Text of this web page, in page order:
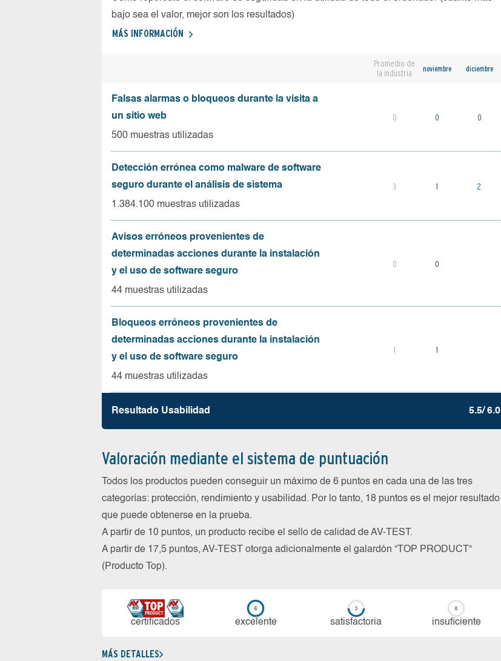
bajo sea el valor, mejor son los resultados)
MÁS INFORMACIÓN
Promedio de
la industria
noviembre diciembre
Falsas alarmas o bloqueos durante la visita a
un sitio web
500 muestras utilizadas
0 0 0
Detección errónea como malware de software
seguro durante el análisis de sistema
1.384.100 muestras utilizadas
3 1 2
Avisos erróneos provenientes de
determinadas acciones durante la instalación
y el uso de software seguro
44 muestras utilizadas
0 0
Bloqueos erróneos provenientes de
determinadas acciones durante la instalación
y el uso de software seguro
44 muestras utilizadas
1 1
Resultado Usabilidad 5.5/ 6.0
Valoración mediante el sistema de puntuación
Todos los productos pueden conseguir un máximo de 6 puntos en cada una de las tres
categorías: protección, rendimiento y usabilidad. Por lo tanto, 18 puntos es el mejor resultado
que puede obtenerse en la prueba.
A partir de 10 puntos, un producto recibe el sello de calidad de AV-TEST.
A partir de 17,5 puntos, AV-TEST otorga adicionalmente el galardón “TOP PRODUCT“
(Producto Top).
certi­ficados ex­ce­len­te sa­tis­fac­to­ria in­su­fi­cien­te
MÁS DETALLES